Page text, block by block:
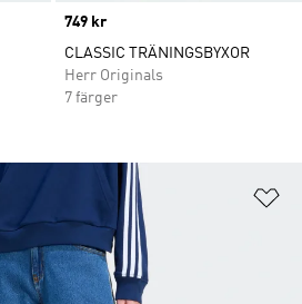
Price
749 kr
CLASSIC TRÄNINGSBYXOR
Herr Originals
7 färger